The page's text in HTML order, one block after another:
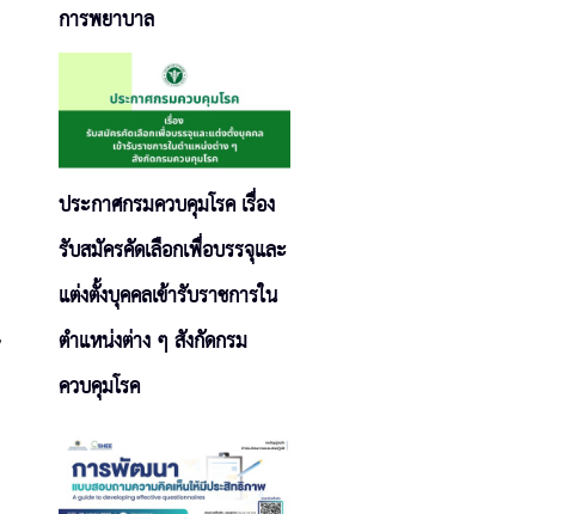
การพยาบาล
ประกาศกรมควบคุมโรค เรื่อง
รับสมัครคัดเลือกเพื่อบรรจุและ
แต่งตั้งบุคคลเข้ารับราชการใน
ตำแหน่งต่าง ๆ สังกัดกรม
ควบคุมโรค